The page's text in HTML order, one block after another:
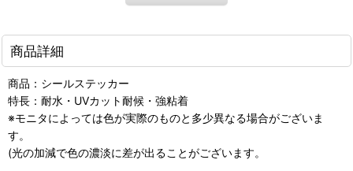
商品詳細
商品：シールステッカー
特長：耐水・UVカット耐候・強粘着
※モニタによっては色が実際のものと多少異なる場合がございま
す。
(光の加減で色の濃淡に差が出ることがございます。